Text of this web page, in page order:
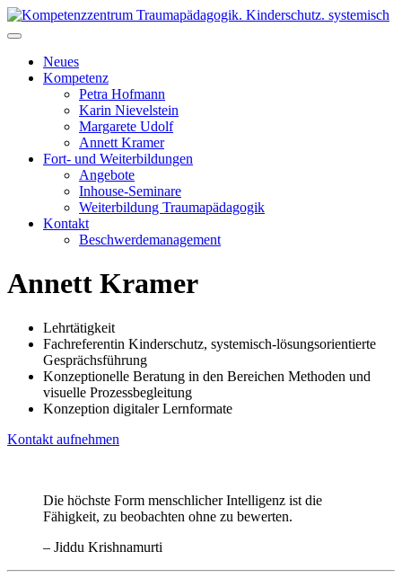
Skip
to
Zertifizierung
Neues
Kompetenz
Petra Hofmann
Karin Nievelstein
Margarete Udolf
Annett Kramer
Fort- und Weiterbildungen
Angebote
Inhouse-Seminare
Weiterbildung Traumapädagogik
Kontakt
Beschwerdemanagement
Annett Kramer
Lehrtätigkeit
Fachreferentin Kinderschutz, systemisch-lösungsorientierte
Gesprächsführung
Konzeptionelle Beratung in den Bereichen Methoden und
visuelle Prozessbegleitung
Konzeption digitaler Lernformate
Kontakt aufnehmen
Die höchste Form menschlicher Intelligenz ist die
Fähigkeit, zu beobachten ohne zu bewerten.
– Jiddu Krishnamurti